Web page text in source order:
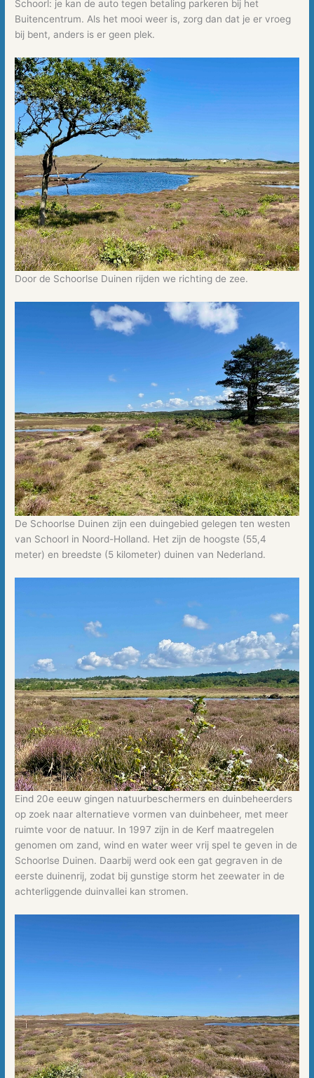
Schoorl: je kan de auto tegen betaling parkeren bij het
Buitencentrum. Als het mooi weer is, zorg dan dat je er vroeg
bij bent, anders is er geen plek.
Door de Schoorlse Duinen rijden we richting de zee.
De Schoorlse Duinen zijn een duingebied gelegen ten westen
van Schoorl in Noord-Holland. Het zijn de hoogste (55,4
meter) en breedste (5 kilometer) duinen van Nederland.
Eind 20e eeuw gingen natuurbeschermers en duinbeheerders
op zoek naar alternatieve vormen van duinbeheer, met meer
ruimte voor de natuur. In 1997 zijn in de Kerf maatregelen
genomen om zand, wind en water weer vrij spel te geven in de
Schoorlse Duinen. Daarbij werd ook een gat gegraven in de
eerste duinenrij, zodat bij gunstige storm het zeewater in de
achterliggende duinvallei kan stromen.